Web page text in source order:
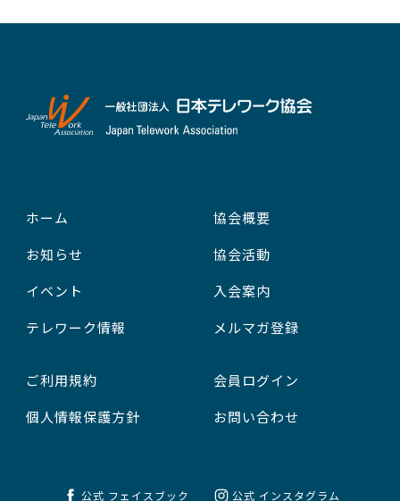
ホーム
お知らせ
イベント
テレワーク情報
協会概要
協会活動
入会案内
メルマガ登録
ご利用規約
個人情報保護方針
会員ログイン
お問い合わせ
公式 フェイスブック 公式 インスタグラム